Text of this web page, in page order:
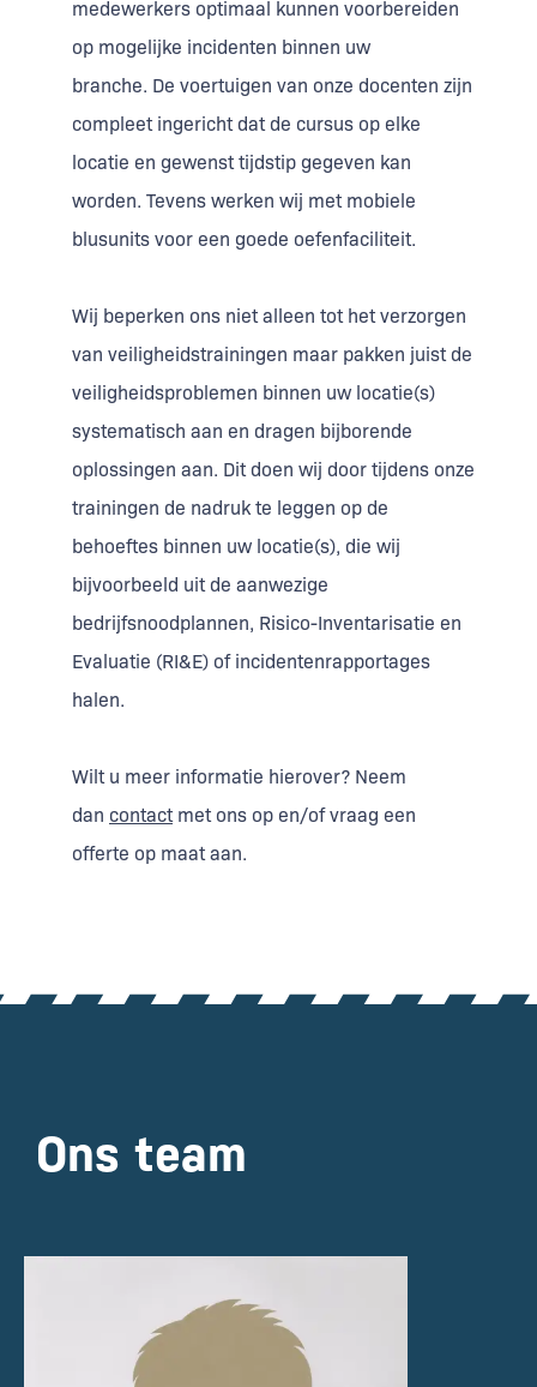
medewerkers optimaal kunnen voorbereiden
op mogelijke incidenten binnen uw
branche. De voertuigen van onze docenten zijn
compleet ingericht dat de cursus op elke
locatie en gewenst tijdstip gegeven kan
worden. Tevens werken wij met mobiele
blusunits voor een goede oefenfaciliteit.
Wij beperken ons niet alleen tot het verzorgen
van veiligheidstrainingen maar pakken juist de
veiligheidsproblemen binnen uw locatie(s)
systematisch aan en dragen bijborende
oplossingen aan. Dit doen wij door tijdens onze
trainingen de nadruk te leggen op de
behoeftes binnen uw locatie(s), die wij
bijvoorbeeld uit de aanwezige
bedrijfsnoodplannen, Risico-Inventarisatie en
Evaluatie (RI&E) of incidentenrapportages
halen.
Wilt u meer informatie hierover? Neem
dan contact met ons op en/of vraag een
offerte op maat aan.
Ons team